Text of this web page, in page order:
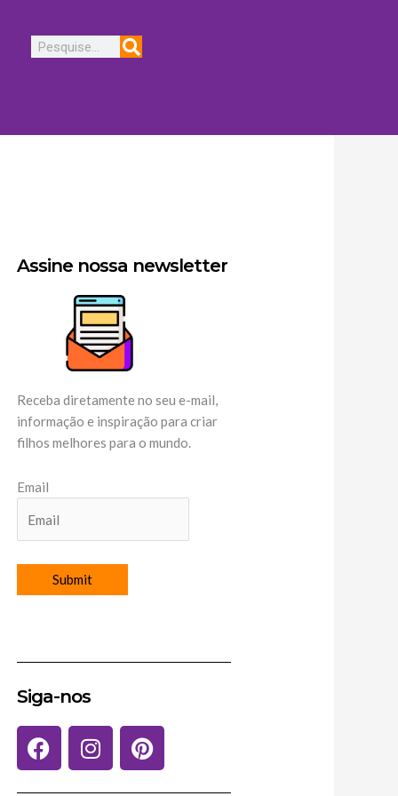
Assine nossa newsletter
Receba diretamente no seu e-mail,
informação e inspiração para criar
filhos melhores para o mundo.
Email
Siga-nos
F
a
I
n
P
i